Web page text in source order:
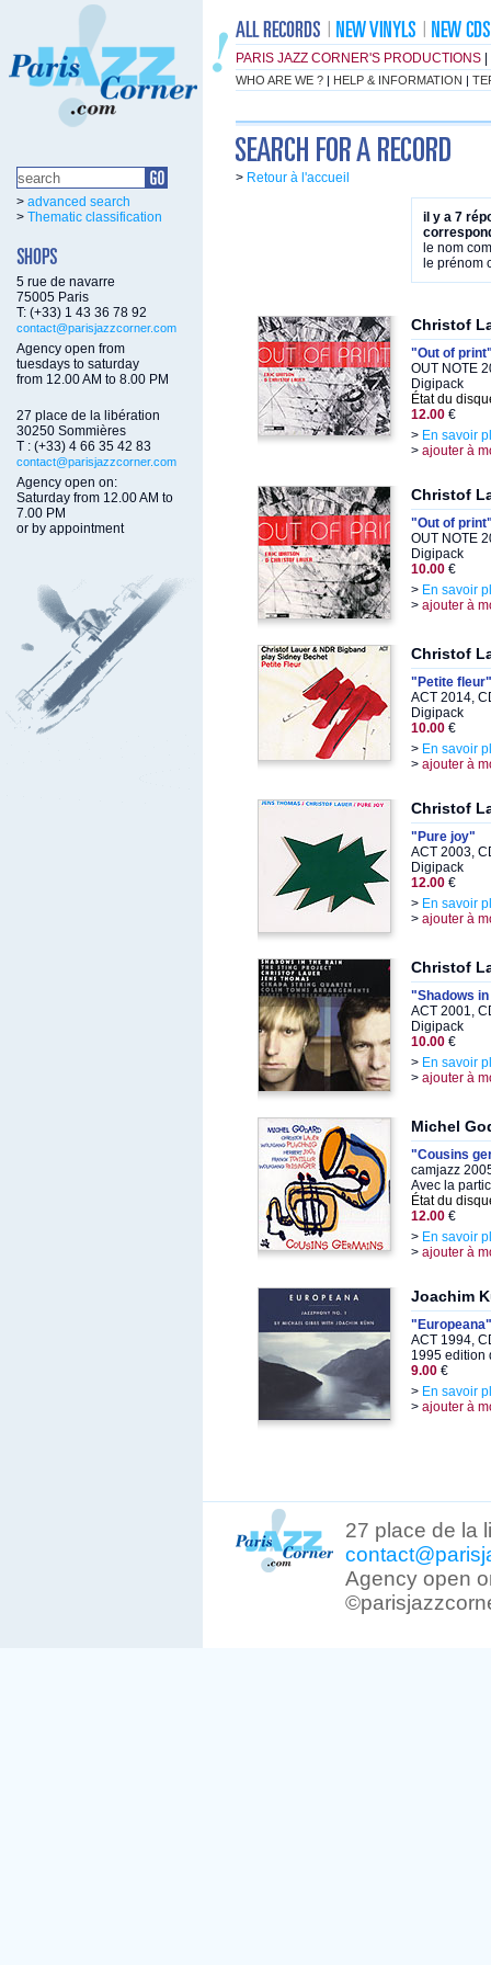
PARIS JAZZ CORNER'S PRODUCTIONS
WHO ARE WE ? | HELP & INFORMATION |
> advanced search
> Thematic classification
5 rue de navarre
75005 Paris
T: (+33) 1 43 36 78 92
contact@parisjazzcorner.com
Agency open from
tuesdays to saturday
from 12.00 AM to 8.00 PM
27 place de la libération
30250 Sommières
T : (+33) 4 66 35 42 83
contact@parisjazzcorner.com
Agency open on:
Saturday from 12.00 AM to
7.00 PM
or by appointment
> Retour à l'accueil
il y a 7
le nom
le prénom
Christof
"Out of
OUT NOTE
Digipack
État du
12.00 €
> En savoir
> ajouter à
Christof
"Out of
OUT NOTE
Digipack
10.00 €
> En savoir
> ajouter à
Christof
"Petite fleur"
ACT 2014,
Digipack
10.00 €
> En savoir
> ajouter à
Christof
"Pure joy"
ACT 2003,
Digipack
12.00 €
> En savoir
> ajouter à
Christof
"Shadows
ACT 2001,
Digipack
10.00 €
> En savoir
> ajouter à
Michel
"Cousins
camjazz
Avec la
État du
12.00 €
> En savoir
> ajouter à
Joachim
"Europeana"
ACT 1994,
1995 edition
9.00 €
> En savoir
> ajouter à
27 place de la
Agency open